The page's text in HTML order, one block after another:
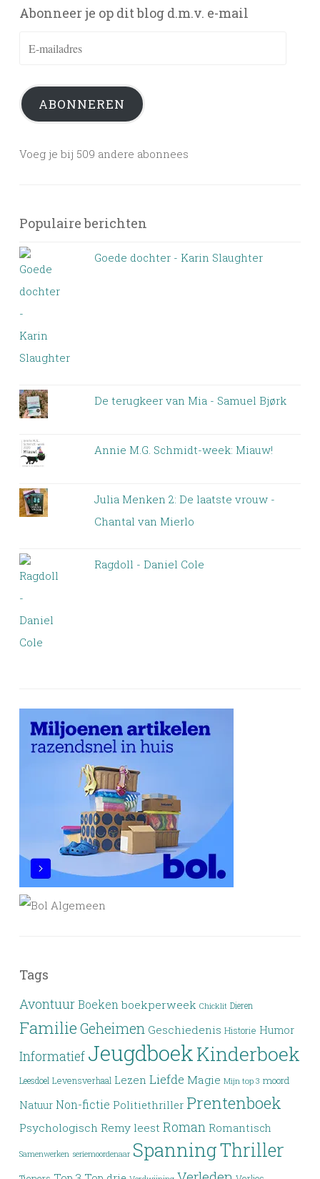
Abonneer je op dit blog d.m.v. e-mail
ABONNEREN
Voeg je bij 509 andere abonnees
Populaire berichten
Goede dochter - Karin Slaughter
De terugkeer van Mia - Samuel Bjørk
Annie M.G. Schmidt-week: Miauw!
Julia Menken 2: De laatste vrouw -
Chantal van Mierlo
Ragdoll - Daniel Cole
Tags
Avontuur Boeken boekperweek Chicklit Dieren
Familie Geheimen Geschiedenis Historie Humor
Informatief JeugdboekKinderboek
Leesdoel Levensverhaal Lezen Liefde Magie Mijn top 3 moord
Natuur Non-fictie Politiethriller Prentenboek
Psychologisch Remy leest Roman Romantisch
Samenwerken seriemoordenaar SpanningThriller